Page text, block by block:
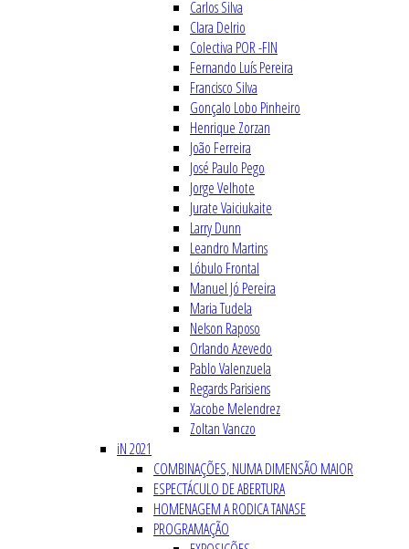
Carlos Silva
Clara Delrio
Colectiva POR -FIN
Fernando Luís Pereira
Francisco Silva
Gonçalo Lobo Pinheiro
Henrique Zorzan
João Ferreira
José Paulo Pego
Jorge Velhote
Jurate Vaiciukaite
Larry Dunn
Leandro Martins
Lóbulo Frontal
Manuel Jó Pereira
Maria Tudela
Nelson Raposo
Orlando Azevedo
Pablo Valenzuela
Regards Parisiens
Xacobe Melendrez
Zoltan Vanczo
iN 2021
COMBINAÇÕES, NUMA DIMENSÃO MAIOR
ESPECTÁCULO DE ABERTURA
HOMENAGEM A RODICA TANASE
PROGRAMAÇÃO